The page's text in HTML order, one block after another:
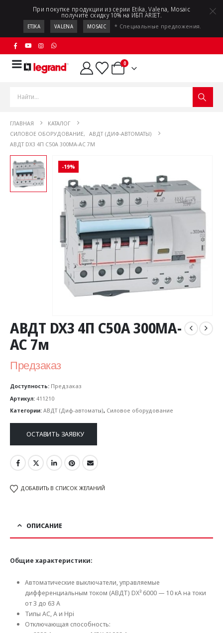
При покупке продукции из серии Etika, Valena, Mosaic
получите скидку 10% на ИБП ARIET.
ETIKA VALENA MOSAIC * Специальные предложения.
0
ГЛАВНАЯ
КАТАЛОГ
СИЛОВОЕ ОБОРУДОВАНИЕ, АВДТ (ДИФ-АВТОМАТЫ)
АВДТ DX3 4П C50А 300MA-AC 7М
-19%
АВДТ DX3 4П C50А 300MA-
AC 7м
Предзаказ
Доступность: Предзаказ
Артикул: 411210
Категории: АВДТ (Диф-автоматы), Силовое оборудование
ОСТАВИТЬ ЗАЯВКУ
ДОБАВИТЬ В СПИСОК ЖЕЛАНИЙ
ОПИСАНИЕ
Общие характеристики:
Автоматические выключатели, управляемые
дифференциальным током (АВДТ) DX³ 6000 — 10 кА на токи
от 3 до 63 А
Типы AC, A и Hpi
Отключающая способность: